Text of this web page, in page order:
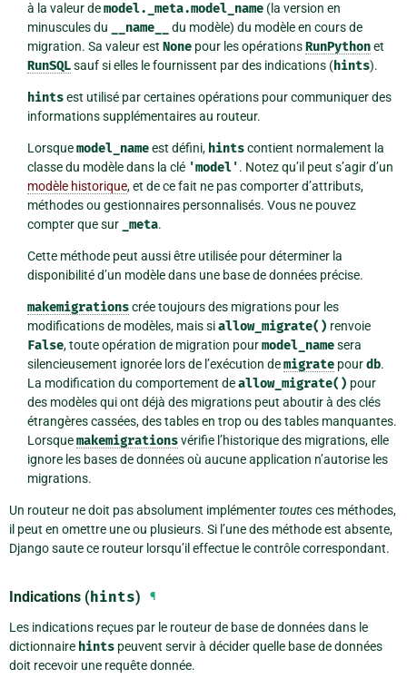
à la valeur demodel._meta.model_name(la version en
minuscules du
__name__
du modèle) du modèle en cours de
migration. Sa valeur est Nonepour les opérationsRunPythonet
RunSQLsauf si elles le fournissent par des indications (hints).
hintsest utilisé par certaines opérations pour communiquer des
informations supplémentaires au routeur.
Lorsquemodel_nameest défini, hintscontient normalement la
classe du modèle dans la clé 'model'. Notez qu’il peut s’agir d’un
modèle historique, et de ce fait ne pas comporter d’attributs,
méthodes ou gestionnaires personnalisés. Vous ne pouvez
compter que sur
_meta.
Cette méthode peut aussi être utilisée pour déterminer la
disponibilité d’un modèle dans une base de données précise.
makemigrationscrée toujours des migrations pour les
modifications de modèles, mais siallow_migrate() renvoie
False, toute opération de migration pourmodel_namesera
silencieusement ignorée lors de l’exécution demigratepourdb.
La modification du comportement deallow_migrate() pour
des modèles qui ont déjà des migrations peut aboutir à des clés
étrangères cassées, des tables en trop ou des tables manquantes.
Lorsquemakemigrationsvérifie l’historique des migrations, elle
ignore les bases de données où aucune application n’autorise les
migrations.
Un routeur ne doit pas absolument implémentertoutesces méthodes,
il peut en omettre une ou plusieurs. Si l’une des méthode est absente,
Django saute ce routeur lorsqu’il effectue le contrôle correspondant.
Indications (hints) ¶
Les indications reçues par le routeur de base de données dans le
dictionnaire hints peuvent servir à décider quelle base de données
doit recevoir une requête donnée.